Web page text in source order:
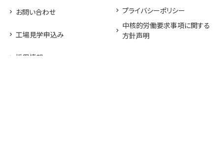
お問い合わせ
工場見学申込み
採用情報
プライバシーポリシー
中核的労働要求事項に関する
方針声明